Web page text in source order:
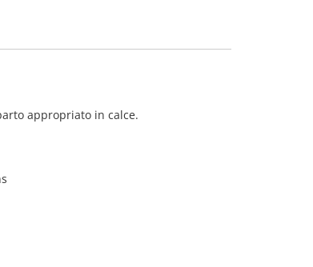
appropriato in calce.